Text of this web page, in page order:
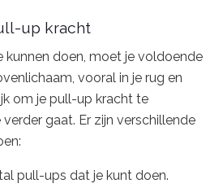
up kracht
kunnen doen, moet je voldoende
vooral in je rug en
om je pull-up kracht te
gaat. Er zijn verschillende
pull-ups dat je kunt doen.